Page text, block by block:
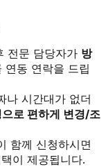
전문 담당자가 방
연동 연락을 드립
나 시간대가 없더
로 편하게 변경/조
함께 신청하시면
이 제공됩니다.